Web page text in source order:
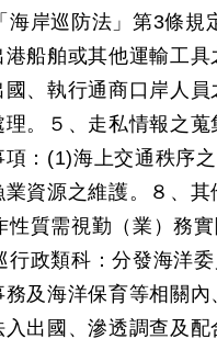
海岸巡防法」第3條
港船舶或其他運輸工
國、執行通商口岸人
理。５、走私情報之
項：(1)海上交通秩序
業資源之維護。８、其
性質需視勤（業）務
行政類科：分發海洋
務及海洋保育等相關
入出國、滲透調查及